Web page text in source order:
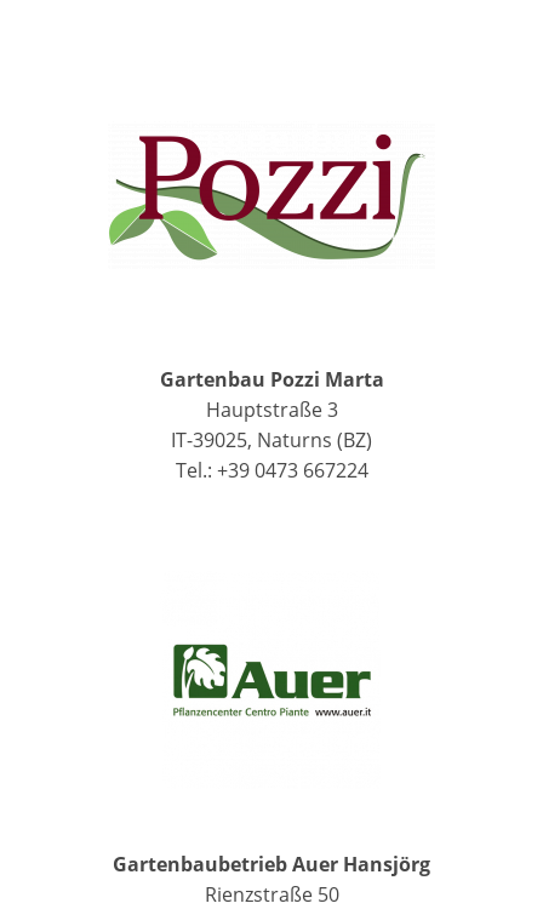
Gartenbau Pozzi Marta
Hauptstraße 3
IT-39025, Naturns (BZ)
Tel.: +39 0473 667224
Gartenbaubetrieb Auer Hansjörg
Rienzstraße 50